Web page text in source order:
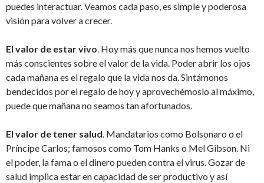
puedes interactuar. Veamos cada paso, es simple y poderosa
visión para volver a crecer.
El valor de estar vivo. Hoy más que nunca nos hemos vuelto
más conscientes sobre el valor de la vida. Poder abrir los ojos
cada mañana es el regalo que la vida nos da. Sintámonos
bendecidos por el regalo de hoy y aprovechémoslo al máximo,
puede que mañana no seamos tan afortunados.
El valor de tener salud. Mandatarios como Bolsonaro o el
Príncipe Carlos; famosos como Tom Hanks o Mel Gibson. Ni
el poder, la fama o el dinero pueden contra el virus. Gozar de
salud implica estar en capacidad de ser productivo y así